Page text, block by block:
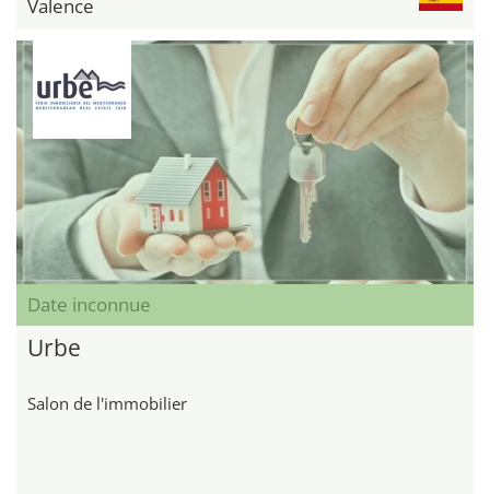
Valence
Date inconnue
Urbe
Salon de l'immobilier